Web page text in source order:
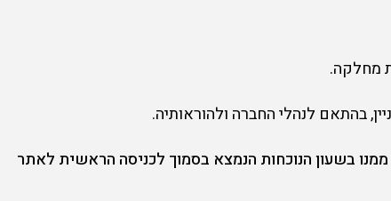
מחלקה.
בהתאם לנהלי החברה ולהוראותיה.
בשעון הנוכחות הנמצא בסמוך לכניסה הראשית לאתר